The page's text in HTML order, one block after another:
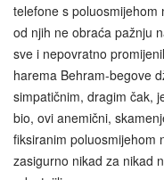
telefone s poluosmijehom
od njih ne obraća pažnju
sve i nepovratno
harema Behram-begove
simpatičnim, dragim čak,
bio, ovi anemični,
fiksiranim poluosmijehom
zasigurno nikad za nikad